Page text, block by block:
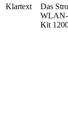
Klartext
Das
WLAN-
Kit